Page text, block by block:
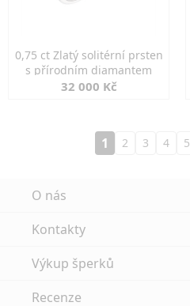
0,75 ct Zlatý solitérní prsten
s přírodním diamantem
32 000 Kč
1 2 3 4 5
O nás
Kontakty
Výkup šperků
Recenze